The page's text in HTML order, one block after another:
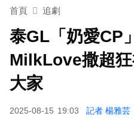
首頁 追劇
泰GL「奶愛CP
MilkLove撒超
大家
2025-08-15 19:03 記者 楊雅芸